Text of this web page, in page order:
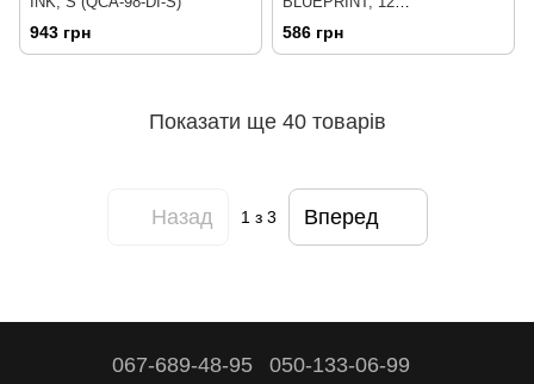
943 грн
(821468876699)
586 грн
Показати ще 40 товарів
Назад 1 з 3 Вперед
067-689-48-95 050-133-06-99